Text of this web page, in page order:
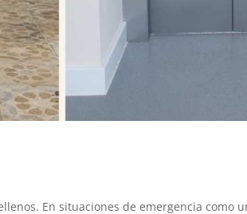
En situaciones de emergencia como